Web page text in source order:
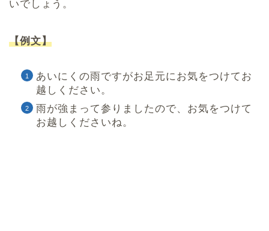
いでしょう。
【例文】
あいにくの雨ですがお足元にお気をつけてお
越しください。
雨が強まって参りましたので、お気をつけて
お越しくださいね。